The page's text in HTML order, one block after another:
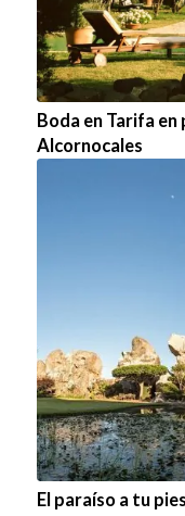
Boda en Tarifa
Alcornocales
El paraíso a tu